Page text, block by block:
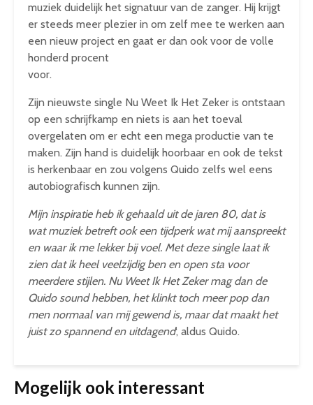
muziek duidelijk het signatuur van de zanger. Hij krijgt
er steeds meer plezier in om zelf mee te werken aan
een nieuw project en gaat er dan ook voor de volle
honderd procent
voor.
Zijn nieuwste single Nu Weet Ik Het Zeker is ontstaan
op een schrijfkamp en niets is aan het toeval
overgelaten om er echt een mega productie van te
maken. Zijn hand is duidelijk hoorbaar en ook de tekst
is herkenbaar en zou volgens Quido zelfs wel eens
autobiografisch kunnen zijn.
Mijn inspiratie heb ik gehaald uit de jaren 80, dat is
wat muziek betreft ook een tijdperk wat mij aanspreekt
en waar ik me lekker bij voel. Met deze single laat ik
zien dat ik heel veelzijdig ben en open sta voor
meerdere stijlen. Nu Weet Ik Het Zeker mag dan de
Quido sound hebben, het klinkt toch meer pop dan
men normaal van mij gewend is, maar dat maakt het
juist zo spannend en uitdagend‘, aldus Quido.
Mogelijk ook interessant